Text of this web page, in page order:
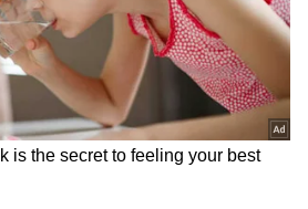
ಹಾಗೂ ಜಾಗತಿಕ ಮಟ್ಟದಲ್ಲಿ ಹೆಜ್ಜೆ
ಸಮಯದಲ್ಲಿ ಈ ನೇಮಕಾತಿ
ಕುತೂಹಲ ಮೂಡಿಸಿದೆ.
asianet suvarna news ಅನ್ನು